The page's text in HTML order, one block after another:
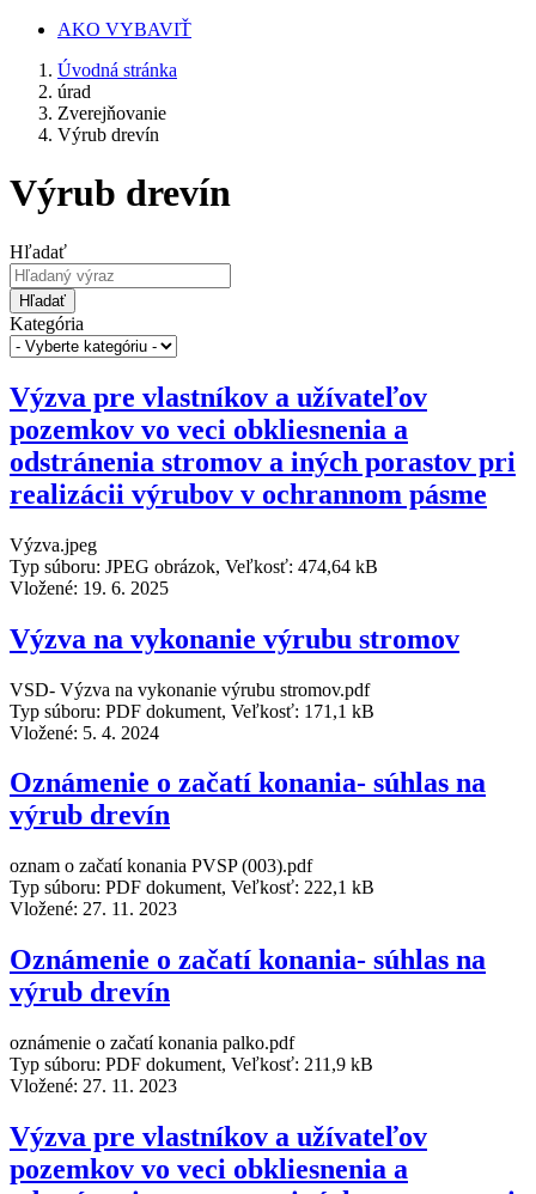
AKO VYBAVIŤ
Úvodná stránka
úrad
Zverejňovanie
Výrub drevín
Výrub drevín
Hľadať
Hľadať
Kategória
Výzva pre vlastníkov a užívateľov
pozemkov vo veci obkliesnenia a
odstránenia stromov a iných porastov pri
realizácii výrubov v ochrannom pásme
Výzva.jpeg
Typ súboru: JPEG obrázok, Veľkosť: 474,64 kB
Vložené: 19. 6. 2025
Výzva na vykonanie výrubu stromov
VSD- Výzva na vykonanie výrubu stromov.pdf
Typ súboru: PDF dokument, Veľkosť: 171,1 kB
Vložené: 5. 4. 2024
Oznámenie o začatí konania- súhlas na
výrub drevín
oznam o začatí konania PVSP (003).pdf
Typ súboru: PDF dokument, Veľkosť: 222,1 kB
Vložené: 27. 11. 2023
Oznámenie o začatí konania- súhlas na
výrub drevín
oznámenie o začatí konania palko.pdf
Typ súboru: PDF dokument, Veľkosť: 211,9 kB
Vložené: 27. 11. 2023
Výzva pre vlastníkov a užívateľov
pozemkov vo veci obkliesnenia a